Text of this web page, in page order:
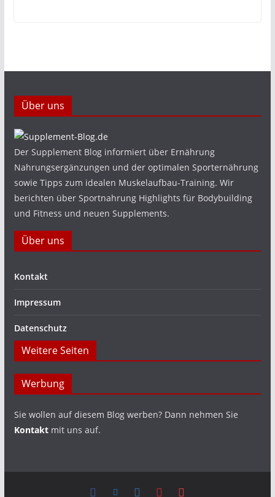
Über uns
Der Supplement Blog informiert über Ernährung
Nahrungsergänzungen und der optimalen Sporternährung
sowie Tipps zum idealen Muskelaufbau-Training. Wir
berichten über Sportnahrung Highlights für Bodybuilding
und Fitness und neuen Supplements.
Über uns
Kontakt
Impressum
Datenschutz
Weitere Seiten
Werbung
Sie wollen auf diesem Blog werben? Dann nehmen Sie
Kontaktmit uns auf.